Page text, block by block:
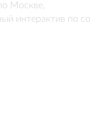
Москве,
интерактив по
программу,
стал семейный
работой: